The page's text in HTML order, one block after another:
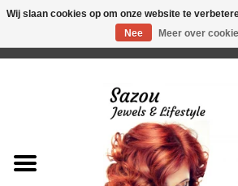
Just for Him
Wij slaan cookies op om onze website te
Nee
Meer over